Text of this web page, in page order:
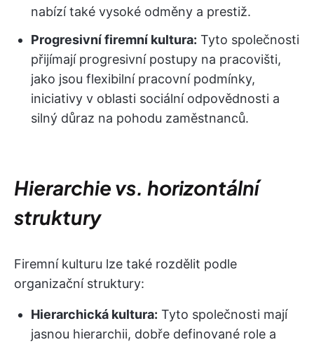
nabízí také vysoké odměny a prestiž.
Progresivní firemní kultura: Tyto společnosti
přijímají progresivní postupy na pracovišti,
jako jsou flexibilní pracovní podmínky,
iniciativy v oblasti sociální odpovědnosti a
silný důraz na pohodu zaměstnanců.
Hierarchie vs. horizontální
struktury
Firemní kulturu lze také rozdělit podle
organizační struktury:
Hierarchická kultura: Tyto společnosti mají
jasnou hierarchii, dobře definované role a